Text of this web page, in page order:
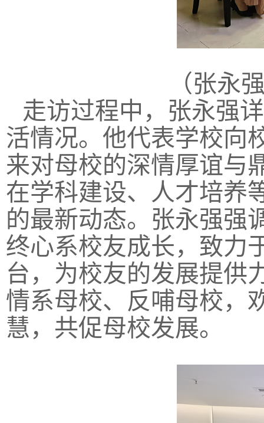
（张永
走访过程中，张永强
活情况。他代表学校向
来对母校的深情厚谊与
在学科建设、人才培养
的最新动态。张永强强
终心系校友成长，致力
台，为校友的发展提供
情系母校、反哺母校，
慧，共促母校发展。